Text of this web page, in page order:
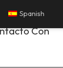
Con
Spanish